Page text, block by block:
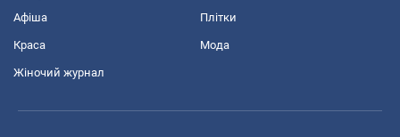
Афіша Плітки
Краса Мода
Жіночий журнал